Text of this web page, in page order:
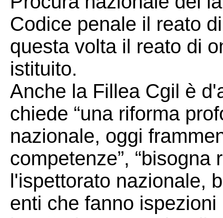
Codice penale il reato
questa volta il reato di
istituito.
Anche la Fillea Cgil è
chiede “una riforma
nazionale, oggi
competenze”, “bisogna
l'ispettorato nazionale,
enti che fanno